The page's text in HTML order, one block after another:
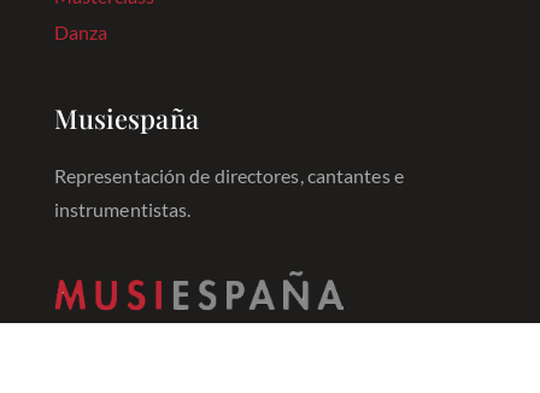
Danza
Musiespaña
Representación de directores, cantantes e
instrumentistas.